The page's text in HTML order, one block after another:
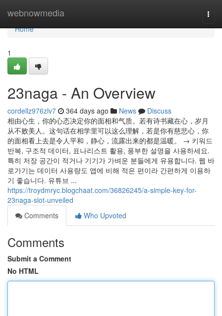
webnowmedia
Home
Home
1
23naga - An Overview
cordellz976zlv7 364 days ago News
Discuss
相由心生，你的心态决定你的面相和气质。若有诗书藏在心，岁月
从不败美人。这句话在相学里可以这么理解，若是你有慈悲心，你
的面相看上去是令人平和，静心，流露出来的都是温暖。 → 키워드
반복, 구조적 데이터, 표나리스트 활용, 풍부한 설명을 사용하세요.
특히 저장 공간이 적거나 기기가 가벼운 분들에게 유용합니다. 웹 바
로가기는 데이터 사용량도 앱에 비해 적은 편이라 간편하게 이용하
기 좋습니다. 유튜브 ...
https://troydmryc.blogchaat.com/36826245/a-simple-key-for-
23naga-slot-unveiled
Comments
Who Upvoted
Comments
Submit a Comment
No HTML